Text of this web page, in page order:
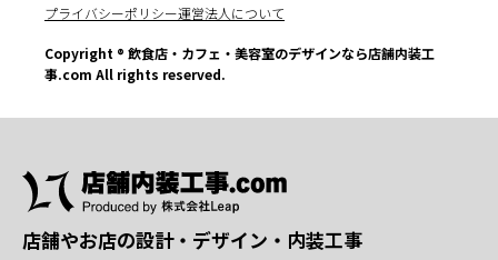
プライバシーポリシー運営法人について
Copyright ® 飲食店・カフェ・美容室のデザインなら店舗内装工
事.com All rights reserved.
店舗やお店の設計・デザイン・内装工事